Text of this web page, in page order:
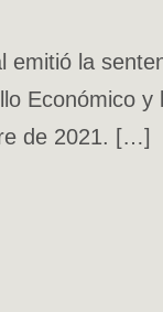
emitió la
Económico y
de 2021. […]